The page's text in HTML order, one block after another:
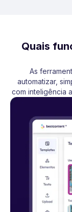
Quais
As
automatizar,
com inteligência